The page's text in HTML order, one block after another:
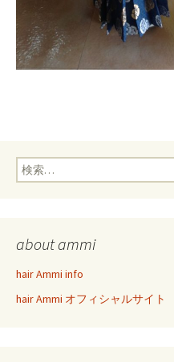
検
索:
about ammi
hair Ammi info
hair Ammi オフィシャルサイト